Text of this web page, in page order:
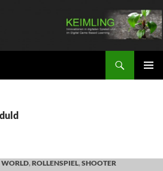
WORLD,ROLLENSPIEL,SHOOTER